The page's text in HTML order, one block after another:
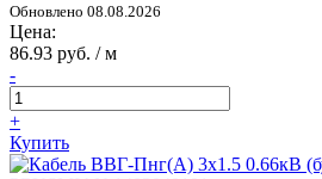
Обновлено 08.08.2026
Цена:
86.93 руб. / м
-
+
Купить